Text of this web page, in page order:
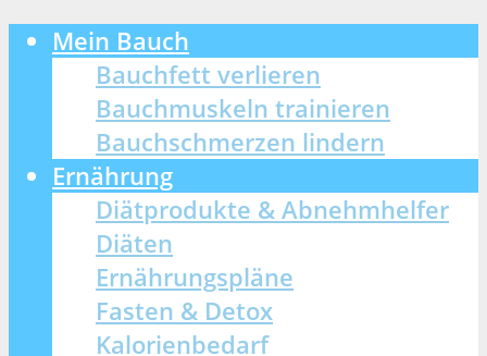
Mein Bauch
Bauchfett verlieren
Bauchmuskeln trainieren
Bauchschmerzen lindern
Ernährung
Diätprodukte & Abnehmhelfer
Diäten
Ernährungspläne
Fasten & Detox
Kalorienbedarf